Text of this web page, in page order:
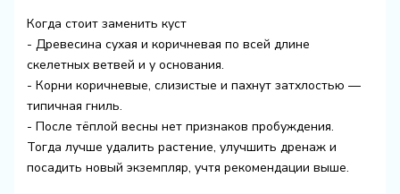
Когда стоит заменить куст
- Древесина сухая и коричневая по всей длине
скелетных ветвей и у основания.
- Корни коричневые, слизистые и пахнут затхлостью —
типичная гниль.
- После тёплой весны нет признаков пробуждения.
Тогда лучше удалить растение, улучшить дренаж и
посадить новый экземпляр, учтя рекомендации выше.